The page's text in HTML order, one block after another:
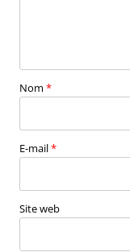
Nom *
E-mail*
Site web